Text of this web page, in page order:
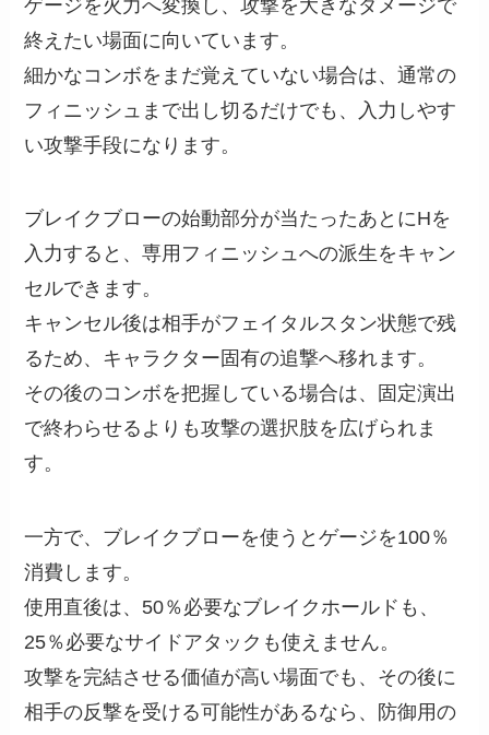
ゲージを火力へ変換し、攻撃を大きなダメージで
終えたい場面に向いています。
細かなコンボをまだ覚えていない場合は、通常の
フィニッシュまで出し切るだけでも、入力しやす
い攻撃手段になります。
ブレイクブローの始動部分が当たったあとにHを
入力すると、専用フィニッシュへの派生をキャン
セルできます。
キャンセル後は相手がフェイタルスタン状態で残
るため、キャラクター固有の追撃へ移れます。
その後のコンボを把握している場合は、固定演出
で終わらせるよりも攻撃の選択肢を広げられま
す。
一方で、ブレイクブローを使うとゲージを100％
消費します。
使用直後は、50％必要なブレイクホールドも、
25％必要なサイドアタックも使えません。
攻撃を完結させる価値が高い場面でも、その後に
相手の反撃を受ける可能性があるなら、防御用の